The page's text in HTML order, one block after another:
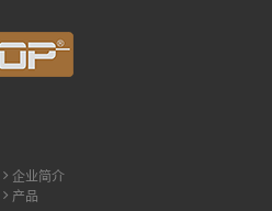
企业简介
产品